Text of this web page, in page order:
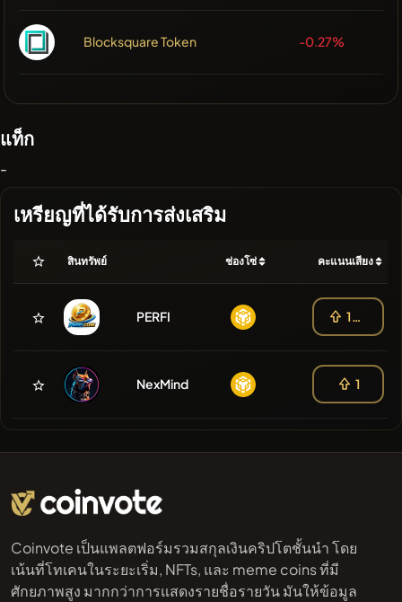
Blocksquare Token -0.27%
แท็ก
-
เหรียญที่ได้รับการส่งเสริม
สินทรัพย์ ช่องโซ่ คะแนนเสียง
PERFI 103
NexMind 1
Coinvote เป็นแพลตฟอร์มรวมสกุลเงินคริปโตชั้นนำ โดย
เน้นที่โทเคนในระยะเริ่ม, NFTs, และ meme coins ที่มี
ศักยภาพสูง มากกว่าการแสดงรายชื่อรายวัน มันให้ข้อมูล